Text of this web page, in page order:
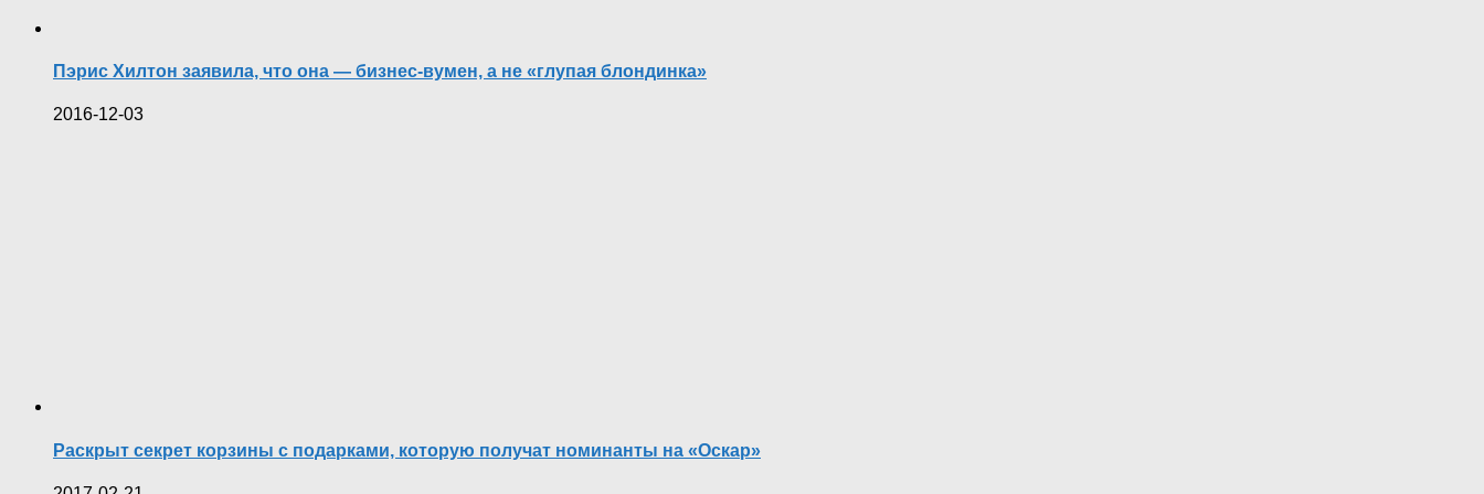
Пэрис Хилтон заявила, что она — бизнес-вумен, а не «глупая блондинка»
2016-12-03
Раскрыт секрет корзины с подарками, которую получат номинанты на «Оскар»